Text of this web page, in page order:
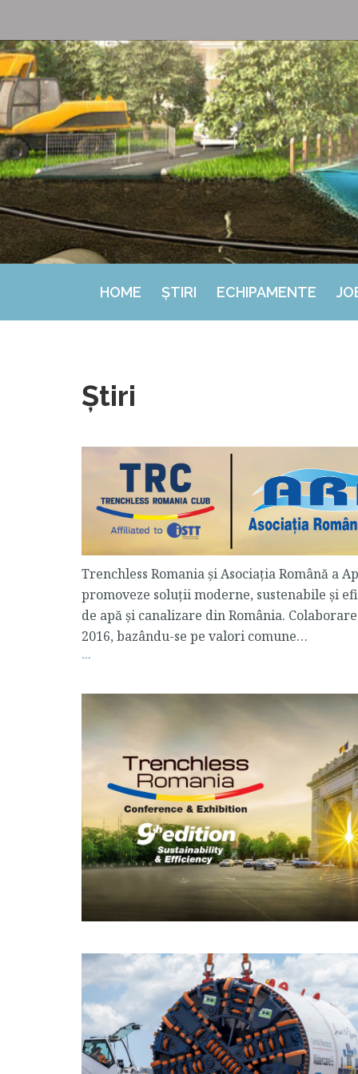
HOME ȘTIRI ECHIPAMENTE
Știri
Trenchless Romania și Asociația Română a
promoveze soluții moderne, sustenabile și
de apă și canalizare din România.
2016, bazându-se pe valori comune…
...